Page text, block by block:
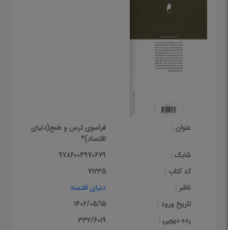
عنوان :
فراسوی ترس و طمع(دنیای
اقتصاد)*
شابک :
9786004970679
کد کتاب :
71235
ناشر :
دنیای اقتصاد
تاریخ ورود :
1402/05/15
رده دیویی :
332/6019